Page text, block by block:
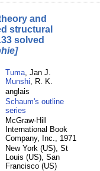
and
structural
solved
Tuma, Jan J.
Munshi, R. K.
anglais
Schaum's outline
series
McGraw-Hill
International Book
Company, Inc., 1971
New York (US), St
Louis (US), San
Francisco (US)